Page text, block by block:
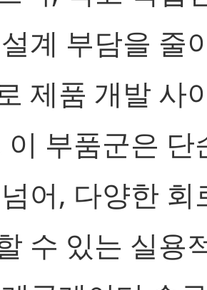
계 부담을 줄
제품 개발 사
이 부품군은
어, 다양한
수 있는 실용